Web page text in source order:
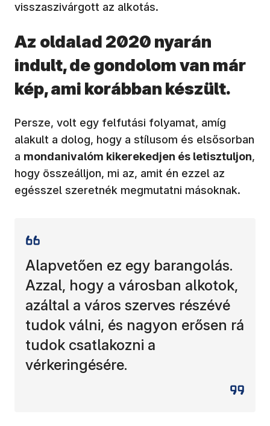
visszaszivárgott az alkotás.
Az oldalad 2020 nyarán
indult, de gondolom van már
kép, ami korábban készült.
Persze, volt egy felfutási folyamat, amíg
alakult a dolog, hogy a stílusom és elsősorban
a mondanivalóm kikerekedjen és letisztuljon,
hogy összeálljon, mi az, amit én ezzel az
egésszel szeretnék megmutatni másoknak.
Alapvetően ez egy barangolás.
Azzal, hogy a városban alkotok,
azáltal a város szerves részévé
tudok válni, és nagyon erősen rá
tudok csatlakozni a
vérkeringésére.